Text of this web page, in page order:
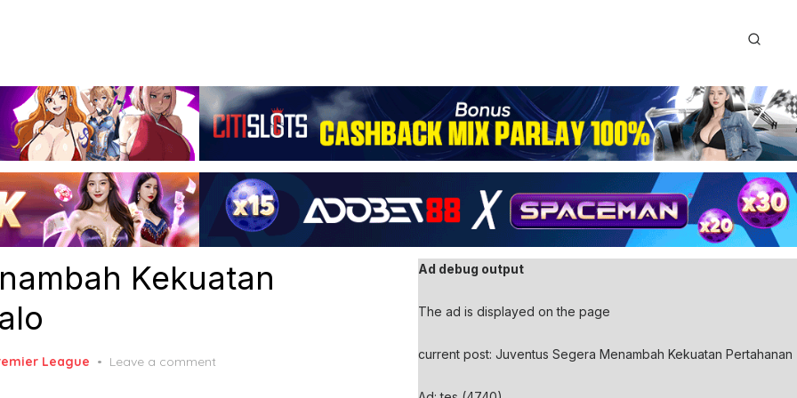
Kekuatan
League Leave a comment
Ad debug output
The ad is displayed on the page
current post: Juventus Segera Menambah Kekuatan Pertahanan